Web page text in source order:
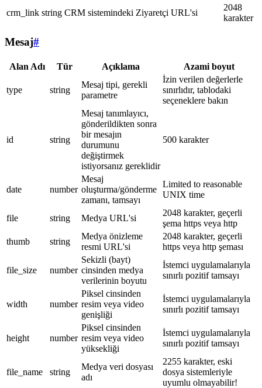
crm_link string CRM sistemindeki Ziyaretçi URL'si
2048
karakter
Mesaj#
Alan Adı Tür Açıklama Azami boyut
type string
Mesaj tipi, gerekli
parametre
İzin verilen değerlerle
sınırlıdır, tablodaki
seçeneklere bakın
id string
Mesaj tanımlayıcı,
gönderildikten sonra
bir mesajın
durumunu
değiştirmek
istiyorsanız gereklidir
500 karakter
date number
Mesaj
oluşturma/gönderme
zamanı, tamsayı
Limited to reasonable
UNIX time
file string Medya URL'si
2048 karakter, geçerli
şema https veya http
thumb
string
Medya önizleme
resmi URL'si
2048 karakter, geçerli
https veya http şeması
file_size number
Sekizli (bayt)
cinsinden medya
verilerinin boyutu
İstemci uygulamalarıyla
sınırlı pozitif tamsayı
width number
Piksel cinsinden
resim veya video
genişliği
İstemci uygulamalarıyla
sınırlı pozitif tamsayı
height number
Piksel cinsinden
resim veya video
yüksekliği
İstemci uygulamalarıyla
sınırlı pozitif tamsayı
file_name string
Medya veri dosyası
adı
2255 karakter, eski
dosya sistemleriyle
uyumlu olmayabilir!